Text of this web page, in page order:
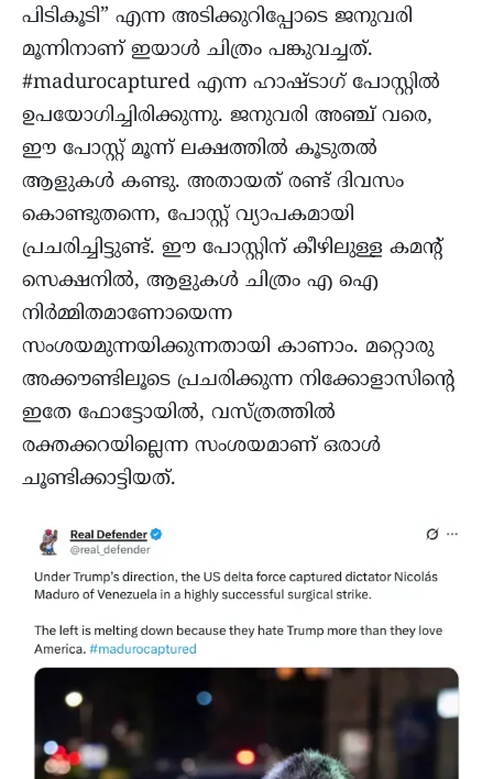
പിടികൂടി” എന്ന അടിക്കുറിപ്പോടെ ജനുവരി
മൂന്നിനാണ് ഇയാൾ ചിത്രം പങ്കുവച്ചത്.
#madurocaptured എന്ന ഹാഷ്ടാഗ് പോസ്റ്റിൽ
ഉപയോഗിച്ചിരിക്കുന്നു. ജനുവരി അഞ്ച് വരെ,
ഈ പോസ്റ്റ് മൂന്ന് ലക്ഷത്തിൽ കൂടുതൽ
ആളുകൾ കണ്ടു. അതായത് രണ്ട് ദിവസം
കൊണ്ടുതന്നെ, പോസ്റ്റ് വ്യാപകമായി
പ്രചരിച്ചിട്ടുണ്ട്. ഈ പോസ്റ്റിന് കീഴിലുള്ള കമൻ്റ്
സെക്ഷനിൽ, ആളുകൾ ചിത്രം എ ഐ
നിർമ്മിതമാണോയെന്ന
സംശയമുന്നയിക്കുന്നതായി കാണാം. മറ്റൊരു
അക്കൗണ്ടിലൂടെ പ്രചരിക്കുന്ന നിക്കോളാസിൻ്റെ
ഇതേ ഫോട്ടോയിൽ, വസ്ത്രത്തിൽ
രക്തക്കറയില്ലെന്ന സംശയമാണ് ഒരാൾ
ചൂണ്ടിക്കാട്ടിയത്.